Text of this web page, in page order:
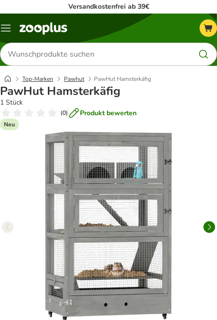
Versandkostenfrei ab 39€
Menü
Produkte
suchen
Top-Marken Pawhut PawHut Hamsterkäfig
PawHut Hamsterkäfig
1 Stück
(0) Produkt bewerten
Neu